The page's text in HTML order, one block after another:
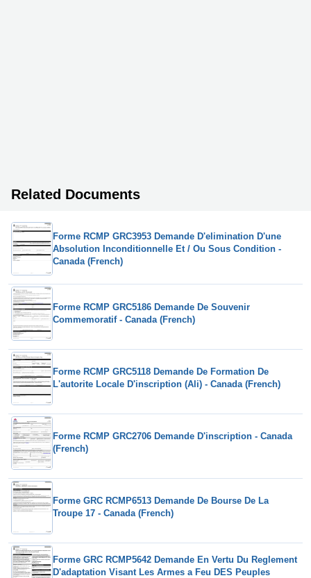
Related Documents
Forme RCMP GRC3953 Demande D'elimination D'une
Absolution Inconditionnelle Et / Ou Sous Condition -
Canada (French)
Forme RCMP GRC5186 Demande De Souvenir
Commemoratif - Canada (French)
Forme RCMP GRC5118 Demande De Formation De
L'autorite Locale D'inscription (Ali) - Canada (French)
Forme RCMP GRC2706 Demande D'inscription - Canada
(French)
Forme GRC RCMP6513 Demande De Bourse De La
Troupe 17 - Canada (French)
Forme GRC RCMP5642 Demande En Vertu Du Reglement
D'adaptation Visant Les Armes a Feu DES Peuples